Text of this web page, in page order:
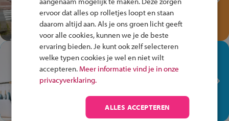
Speel het Fiets Veilig Verkeersspel
en win een Cortina-fiets!
In de winkel ben je op je
plek!
Ontdek via het vmbo jouw talent
op de winkelvloer, waar elke dag
anders is!
ervoor dat alles op rolletjes loopt en staan
daarom altijd aan. Als je ons groen licht geeft
voor alle cookies, kunnen we je de beste
ervaring bieden. Je kunt ook zelf selecteren
welke typen cookies je wel en niet wilt
accepteren. Meer informatie vind je in onze
privacyverklaring.
ALLES ACCEPTEREN